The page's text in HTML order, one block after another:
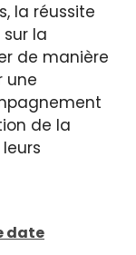
la réussite
la
de manière
une
de la
date